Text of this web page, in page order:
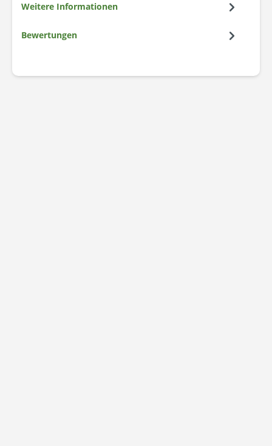
Weitere Informationen
Bewertungen